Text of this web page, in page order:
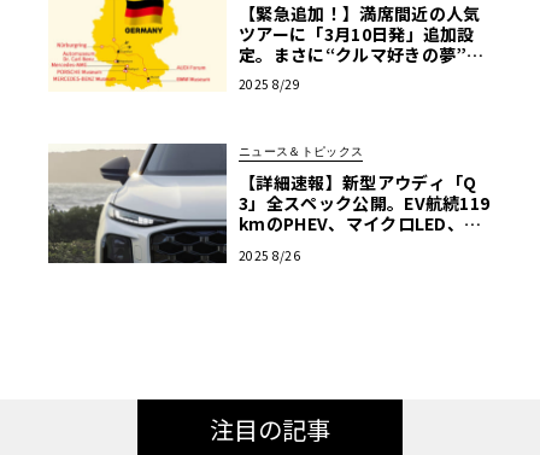
【緊急追加！】満席間近の人気
ツアーに「3月10日発」追加設
定。まさに“クルマ好きの夢”。
ニュル、AMG本社、ポルシェ博
物館…ドイツ自動車「聖地巡
2025 8/29
ニュース＆トピックス
【詳細速報】新型アウディ「Q
3」全スペック公開。EV航続119
kmのPHEV、マイクロLED、新
2025 8/26
注目の記事